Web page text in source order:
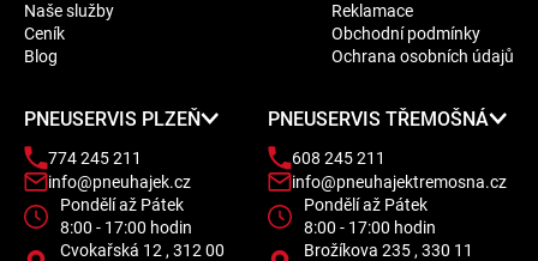
Naše služby
Ceník
Blog
Reklamace
Obchodní podmínky
Ochrana osobních údajů
PNEUSERVIS PLZEŇ
774 245 211
info@pneuhajek.cz
Pondělí až Pátek
8:00 - 17:00 hodin
Cvokařská 12 , 312 00
PNEUSERVIS TŘEMOŠNÁ
608 245 211
info@pneuhajektremosna.cz
Pondělí až Pátek
8:00 - 17:00 hodin
Brožíkova 235 , 330 11